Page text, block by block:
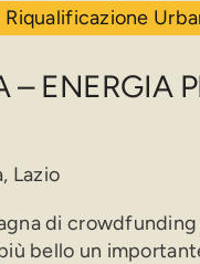
Riqualificazione
– ENERGIA
Lazio
di
bello un